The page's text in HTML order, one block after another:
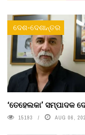
ଦେଶ-ଦେଶାନ୍ତର
‘ତେହେଲକା’ ସମ୍ପାଦକ
15193 AUG 06,